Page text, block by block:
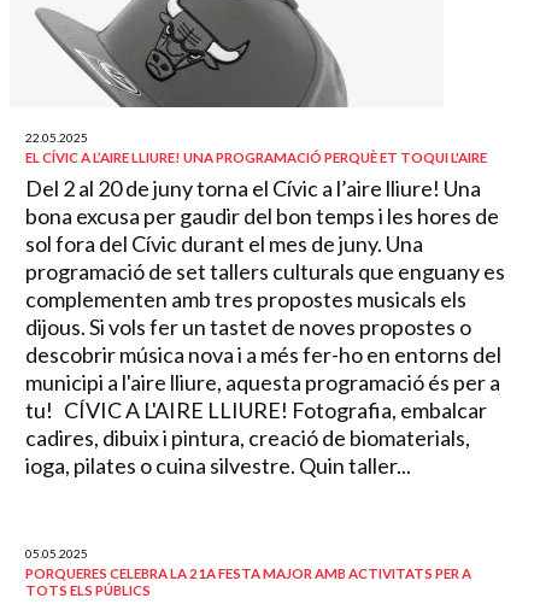
22.05.2025
EL CÍVIC A L’AIRE LLIURE! UNA PROGRAMACIÓ PERQUÈ ET TOQUI L'AIRE
Del 2 al 20 de juny torna el Cívic a l’aire lliure! Una
bona excusa per gaudir del bon temps i les hores de
sol fora del Cívic durant el mes de juny. Una
programació de set tallers culturals que enguany es
complementen amb tres propostes musicals els
dijous. Si vols fer un tastet de noves propostes o
descobrir música nova i a més fer-ho en entorns del
municipi a l'aire lliure, aquesta programació és per a
tu! CÍVIC A L'AIRE LLIURE! Fotografia, embalcar
cadires, dibuix i pintura, creació de biomaterials,
ioga, pilates o cuina silvestre. Quin taller...
05.05.2025
PORQUERES CELEBRA LA 21A FESTA MAJOR AMB ACTIVITATS PER A
TOTS ELS PÚBLICS